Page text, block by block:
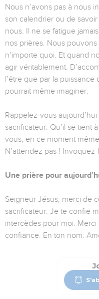
Nous n’avons pas à nous
son calendrier ou de savoir
nous. Il ne se fatigue
nos prières. Nous
n’importe quoi. Et quand
agir véritablement.
l’être que par la
pourrait même imaginer.
Rappelez-vous
sacrificateur. Qu’il se tient
vous, en ce moment
N’attendez pas !
Une prière pour
Seigneur Jésus, merci de
sacrificateur. Je te confie
intercèdes pour moi.
confiance. En ton nom.